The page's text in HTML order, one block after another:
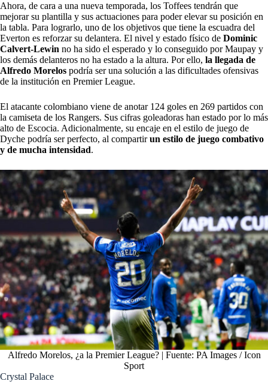
Ahora, de cara a una nueva temporada, los Toffees tendrán que
mejorar su plantilla y sus actuaciones para poder elevar su posición en
la tabla. Para lograrlo, uno de los objetivos que tiene la escuadra del
Everton es reforzar su delantera. El nivel y estado físico de Dominic
Calvert-Lewin no ha sido el esperado y lo conseguido por Maupay y
los demás delanteros no ha estado a la altura. Por ello, la llegada de
Alfredo Morelos podría ser una solución a las dificultades ofensivas
de la institución en Premier League.
El atacante colombiano viene de anotar 124 goles en 269 partidos con
la camiseta de los Rangers. Sus cifras goleadoras han estado por lo más
alto de Escocia. Adicionalmente, su encaje en el estilo de juego de
Dyche podría ser perfecto, al compartirun estilo de juego combativo
y de mucha intensidad.
Alfredo Morelos, ¿a la Premier League? | Fuente: PA Images / Icon
Sport
Crystal Palace